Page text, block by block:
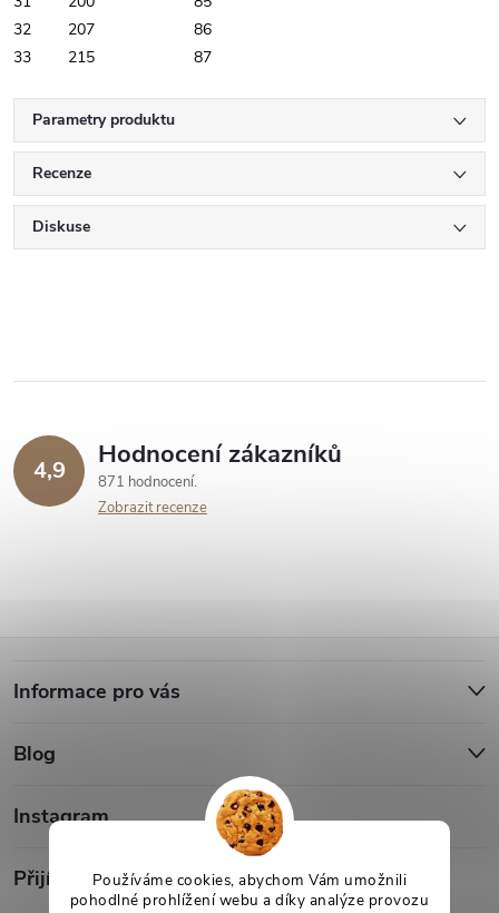
Používáme cookies, abychom Vám umožnili
pohodlné prohlížení webu a díky analýze provozu
32
207
86
33
215 87
Parametry produktu
Recenze
Diskuse
4,9 Hodnocení zákazníků
871 hodnocení
Zobrazit recenze
p
a
Informace pro vás
Blog
Instagram
Přijímáme online platby